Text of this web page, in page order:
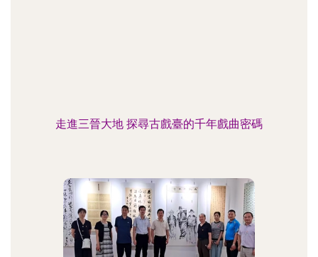
走進三晉大地 探尋古戲臺的千年戲曲密碼